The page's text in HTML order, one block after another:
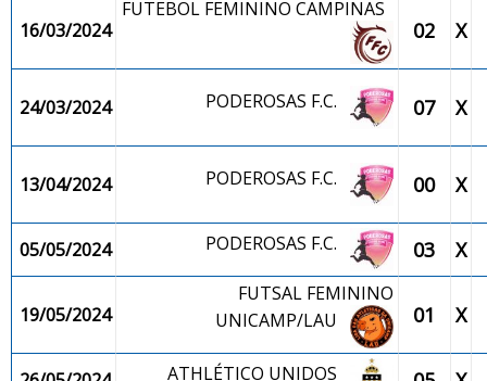
16/03/2024
FUTEBOL FEMININO CAMPINAS
02 X
24/03/2024 PODEROSAS F.C. 07 X
13/04/2024 PODEROSAS F.C. 00 X
05/05/2024 PODEROSAS F.C. 03 X
19/05/2024
FUTSAL FEMININO
UNICAMP/LAU
01 X
ATHLÉTICO UNIDOS